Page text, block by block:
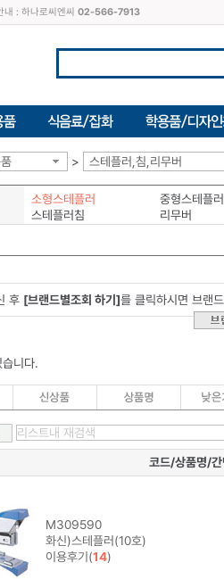
내 : 하나로씨엔씨 02-566-7913
> 스테플러,침,리무버
소형스테플러
중형스테플러
스테플러침
리무버
후 [브랜드별조회 하기]를 클릭하시면 브랜
니다.
코드/상품명/간
M309590
화신)스테플러(10호)
이용후기(14)